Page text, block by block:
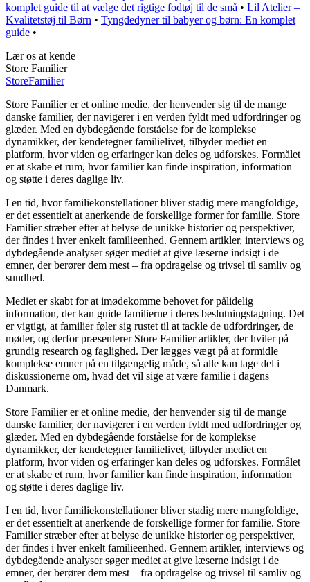
komplet guide til at vælge det rigtige fodtøj til de små • Lil Atelier –
Kvalitetstøj til Børn • Tyngdedyner til babyer og børn: En komplet
guide •
Lær os at kende
Store Familier
StoreFamilier
Store Familier er et online medie, der henvender sig til de mange
danske familier, der navigerer i en verden fyldt med udfordringer og
glæder. Med en dybdegående forståelse for de komplekse
dynamikker, der kendetegner familielivet, tilbyder mediet en
platform, hvor viden og erfaringer kan deles og udforskes. Formålet
er at skabe et rum, hvor familier kan finde inspiration, information
og støtte i deres daglige liv.
I en tid, hvor familiekonstellationer bliver stadig mere mangfoldige,
er det essentielt at anerkende de forskellige former for familie. Store
Familier stræber efter at belyse de unikke historier og perspektiver,
der findes i hver enkelt familieenhed. Gennem artikler, interviews og
dybdegående analyser søger mediet at give læserne indsigt i de
emner, der berører dem mest – fra opdragelse og trivsel til samliv og
sundhed.
Mediet er skabt for at imødekomme behovet for pålidelig
information, der kan guide familierne i deres beslutningstagning. Det
er vigtigt, at familier føler sig rustet til at tackle de udfordringer, de
møder, og derfor præsenterer Store Familier artikler, der hviler på
grundig research og faglighed. Der lægges vægt på at formidle
komplekse emner på en tilgængelig måde, så alle kan tage del i
diskussionerne om, hvad det vil sige at være familie i dagens
Danmark.
Store Familier er et online medie, der henvender sig til de mange
danske familier, der navigerer i en verden fyldt med udfordringer og
glæder. Med en dybdegående forståelse for de komplekse
dynamikker, der kendetegner familielivet, tilbyder mediet en
platform, hvor viden og erfaringer kan deles og udforskes. Formålet
er at skabe et rum, hvor familier kan finde inspiration, information
og støtte i deres daglige liv.
I en tid, hvor familiekonstellationer bliver stadig mere mangfoldige,
er det essentielt at anerkende de forskellige former for familie. Store
Familier stræber efter at belyse de unikke historier og perspektiver,
der findes i hver enkelt familieenhed. Gennem artikler, interviews og
dybdegående analyser søger mediet at give læserne indsigt i de
emner, der berører dem mest – fra opdragelse og trivsel til samliv og